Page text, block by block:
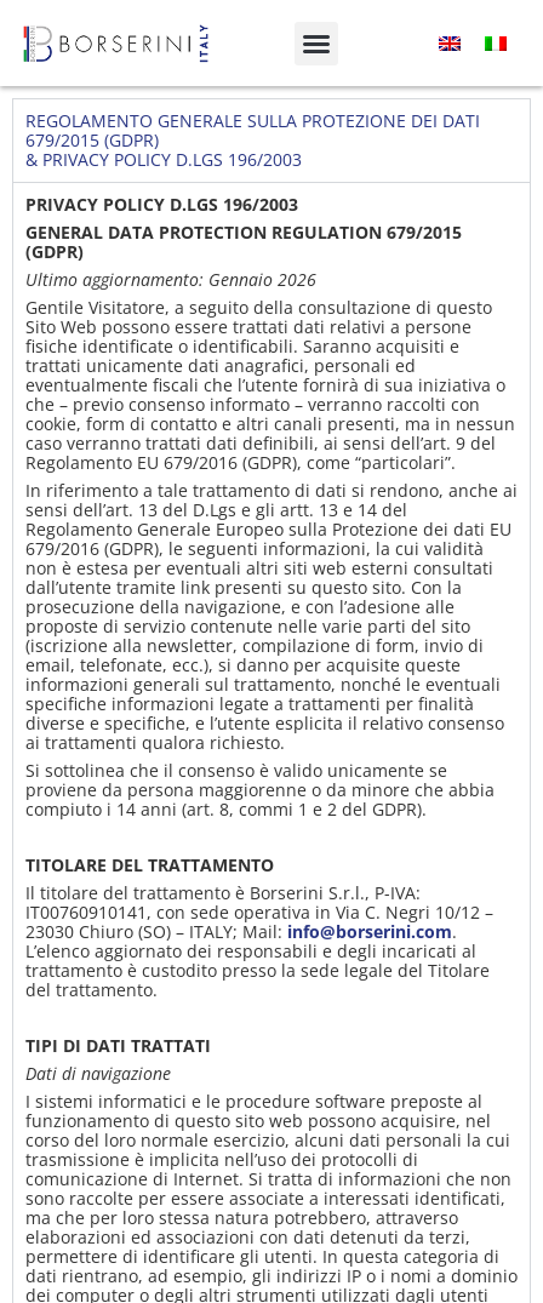
REGOLAMENTO GENERALE SULLA PROTEZIONE DEI DATI
679/2015 (GDPR)
& PRIVACY POLICY D.LGS 196/2003
PRIVACY POLICY D.LGS 196/2003
GENERAL DATA PROTECTION REGULATION 679/2015
(GDPR)
Ultimo aggiornamento: Gennaio 2026
Gentile Visitatore, a seguito della consultazione di questo
Sito Web possono essere trattati dati relativi a persone
fisiche identificate o identificabili. Saranno acquisiti e
trattati unicamente dati anagrafici, personali ed
eventualmente fiscali che l’utente fornirà di sua iniziativa o
che – previo consenso informato – verranno raccolti con
cookie, form di contatto e altri canali presenti, ma in nessun
caso verranno trattati dati definibili, ai sensi dell’art. 9 del
Regolamento EU 679/2016 (GDPR), come “particolari”.
In riferimento a tale trattamento di dati si rendono, anche ai
sensi dell’art. 13 del D.Lgs e gli artt. 13 e 14 del
Regolamento Generale Europeo sulla Protezione dei dati EU
679/2016 (GDPR), le seguenti informazioni, la cui validità
non è estesa per eventuali altri siti web esterni consultati
dall’utente tramite link presenti su questo sito. Con la
prosecuzione della navigazione, e con l’adesione alle
proposte di servizio contenute nelle varie parti del sito
(iscrizione alla newsletter, compilazione di form, invio di
email, telefonate, ecc.), si danno per acquisite queste
informazioni generali sul trattamento, nonché le eventuali
specifiche informazioni legate a trattamenti per finalità
diverse e specifiche, e l’utente esplicita il relativo consenso
ai trattamenti qualora richiesto.
Si sottolinea che il consenso è valido unicamente se
proviene da persona maggiorenne o da minore che abbia
compiuto i 14 anni (art. 8, commi 1 e 2 del GDPR).
TITOLARE DEL TRATTAMENTO
Il titolare del trattamento è Borserini S.r.l., P-IVA:
IT00760910141, con sede operativa in Via C. Negri 10/12 –
23030 Chiuro (SO) – ITALY; Mail: info@borserini.com.
L’elenco aggiornato dei responsabili e degli incaricati al
trattamento è custodito presso la sede legale del Titolare
del trattamento.
TIPI DI DATI TRATTATI
Dati di navigazione
I sistemi informatici e le procedure software preposte al
funzionamento di questo sito web possono acquisire, nel
corso del loro normale esercizio, alcuni dati personali la cui
trasmissione è implicita nell’uso dei protocolli di
comunicazione di Internet. Si tratta di informazioni che non
sono raccolte per essere associate a interessati identificati,
ma che per loro stessa natura potrebbero, attraverso
elaborazioni ed associazioni con dati detenuti da terzi,
permettere di identificare gli utenti. In questa categoria di
dati rientrano, ad esempio, gli indirizzi IP o i nomi a dominio
dei computer o degli altri strumenti utilizzati dagli utenti